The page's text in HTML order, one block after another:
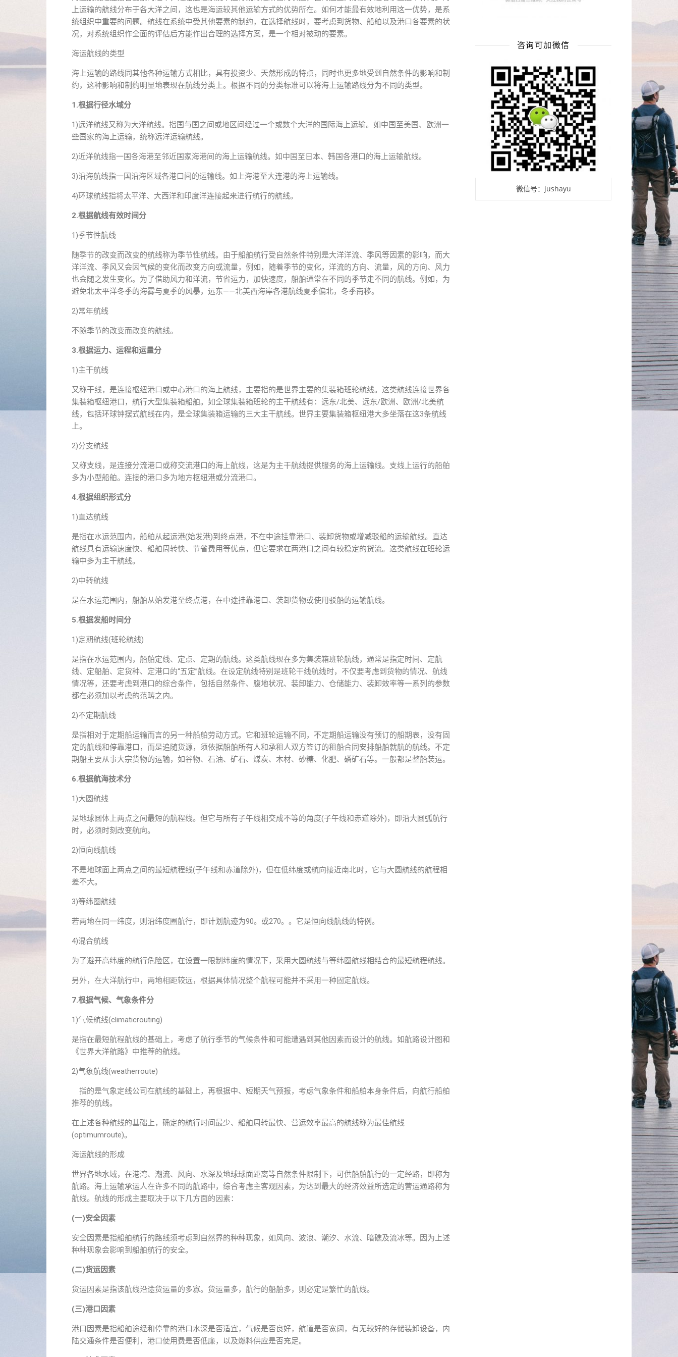
上运输的航线分布于各大洋之间，这也是海运较其他运输方式的优势所在。如何才能最有效地利用这一优势，是系
统组织中重要的问题。航线在系统中受其他要素的制约，在选择航线时，要考虑到货物、船舶以及港口各要素的状
况，对系统组织作全面的评估后方能作出合理的选择方案，是一个相对被动的要素。
海运航线的类型
海上运输的路线同其他各种运输方式相比，具有投资少、天然形成的特点，同时也更多地受到自然条件的影响和制
约，这种影响和制约明显地表现在航线分类上。根据不同的分类标准可以将海上运输路线分为不同的类型。
1.根据行径水域分
1)远洋航线又称为大洋航线。指国与国之间或地区间经过一个或数个大洋的国际海上运输。如中国至美国、欧洲一
些国家的海上运输，统称远洋运输航线。
2)近洋航线指一国各海港至邻近国家海港间的海上运输航线。如中国至日本、韩国各港口的海上运输航线。
3)沿海航线指一国沿海区域各港口间的运输线。如上海港至大连港的海上运输线。
4)环球航线指将太平洋、大西洋和印度洋连接起来进行航行的航线。
2.根据航线有效时间分
1)季节性航线
随季节的改变而改变的航线称为季节性航线。由于船舶航行受自然条件特别是大洋洋流、季风等因素的影响，而大
洋洋流、季风又会因气候的变化而改变方向或流量，例如，随着季节的变化，洋流的方向、流量，风的方向、风力
也会随之发生变化。为了借助风力和洋流，节省运力，加快速度，船舶通常在不同的季节走不同的航线。例如，为
避免北太平洋冬季的海雾与夏季的风暴，远东——北美西海岸各港航线夏季偏北，冬季南移。
2)常年航线
不随季节的改变而改变的航线。
3.根据运力、运程和运量分
1)主干航线
又称干线，是连接枢纽港口或中心港口的海上航线，主要指的是世界主要的集装箱班轮航线。这类航线连接世界各
集装箱枢纽港口，航行大型集装箱船舶。如全球集装箱班轮的主干航线有：远东/北美、远东/欧洲、欧洲/北美航
线，包括环球钟摆式航线在内，是全球集装箱运输的三大主干航线。世界主要集装箱枢纽港大多坐落在这3条航线
上。
2)分支航线
又称支线，是连接分流港口或称交流港口的海上航线，这是为主干航线提供服务的海上运输线。支线上运行的船舶
多为小型船舶。连接的港口多为地方枢纽港或分流港口。
4.根据组织形式分
1)直达航线
是指在水运范围内，船舶从起运港(始发港)到终点港，不在中途挂靠港口、装卸货物或增减驳船的运输航线。直达
航线具有运输速度快、船舶周转快、节省费用等优点，但它要求在两港口之间有较稳定的货流。这类航线在班轮运
输中多为主干航线。
2)中转航线
是在水运范围内，船舶从始发港至终点港，在中途挂靠港口、装卸货物或使用驳船的运输航线。
5.根据发船时间分
1)定期航线(班轮航线)
是指在水运范围内，船舶定线、定点、定期的航线。这类航线现在多为集装箱班轮航线，通常是指定时间、定航
线、定船舶、定货种、定港口的“五定”航线。在设定航线特别是班轮干线航线时，不仅要考虑到货物的情况、航线
情况等，还要考虑到港口的综合条件，包括自然条件、腹地状况、装卸能力、仓储能力、装卸效率等一系列的参数
都在必须加以考虑的范畴之内。
2)不定期航线
是指相对于定期船运输而言的另一种船舶劳动方式。它和班轮运输不同，不定期船运输没有预订的船期表，没有固
定的航线和停靠港口，而是追随货源，须依据船舶所有人和承租人双方签订的租船合同安排船舶就航的航线。不定
期船主要从事大宗货物的运输，如谷物、石油、矿石、煤炭、木材、砂糖、化肥、磷矿石等。一般都是整船装运。
6.根据航海技术分
1)大圆航线
是地球圆体上两点之间最短的航程线。但它与所有子午线相交成不等的角度(子午线和赤道除外)，即沿大圆弧航行
时，必须时刻改变航向。
2)恒向线航线
不是地球面上两点之间的最短航程线(子午线和赤道除外)，但在低纬度或航向接近南北时，它与大圆航线的航程相
差不大。
3)等纬圈航线
若两地在同一纬度，则沿纬度圈航行，即计划航迹为90。或270。。它是恒向线航线的特例。
4)混合航线
为了避开高纬度的航行危险区，在设置一限制纬度的情况下，采用大圆航线与等纬圈航线相结合的最短航程航线。
另外，在大洋航行中，两地相距较远，根据具体情况整个航程可能并不采用一种固定航线。
7.根据气候、气象条件分
1)气候航线(climaticrouting)
是指在最短航程航线的基础上，考虑了航行季节的气候条件和可能遭遇到其他因素而设计的航线。如航路设计图和
《世界大洋航路》中推荐的航线。
2)气象航线(weatherroute)
指的是气象定线公司在航线的基础上，再根据中、短期天气预报，考虑气象条件和船舶本身条件后，向航行船舶
推荐的航线。
在上述各种航线的基础上，确定的航行时间最少、船舶周转最快、营运效率最高的航线称为最佳航线
(optimumroute)。
海运航线的形成
世界各地水域，在港湾、潮流、风向、水深及地球球面距离等自然条件限制下，可供船舶航行的一定经路，即称为
航路。海上运输承运人在许多不同的航路中，综合考虑主客观因素，为达到最大的经济效益所选定的营运通路称为
航线。航线的形成主要取决于以下几方面的因素：
(一)安全因素
安全因素是指船舶航行的路线须考虑到自然界的种种现象，如风向、波浪、潮汐、水流、暗礁及流冰等。因为上述
种种现象会影响到船舶航行的安全。
(二)货运因素
货运因素是指该航线沿途货运量的多寡。货运量多，航行的船舶多，则必定是繁忙的航线。
(三)港口因素
港口因素是指船舶途经和停靠的港口水深是否适宜，气候是否良好，航道是否宽阔，有无较好的存储装卸设备，内
陆交通条件是否便利，港口使用费是否低廉，以及燃料供应是否充足。
咨询可加微信
微信号：jushayu